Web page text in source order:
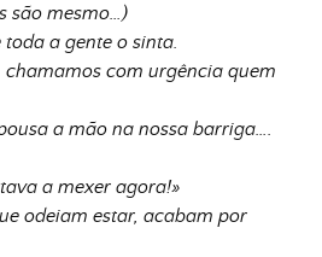
são mesmo…)
a gente o sinta.
com urgência quem
a mão na nossa barriga….
a mexer agora!»
odeiam estar, acabam por